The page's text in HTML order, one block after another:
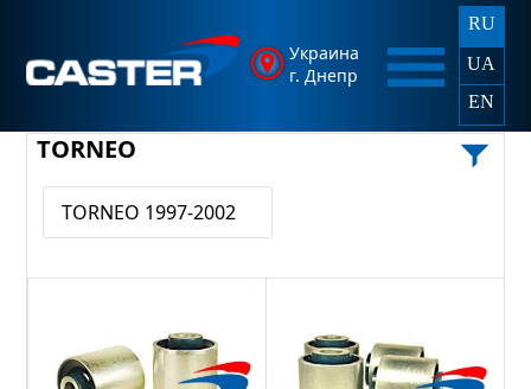
Украина
г. Днепр
RU
UA
EN
TORNEO
TORNEO 1997-2002